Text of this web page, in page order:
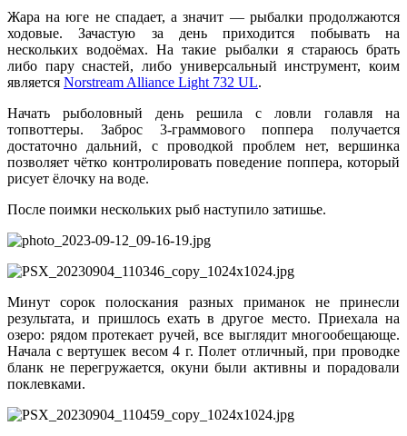
Жара на юге не спадает, а значит — рыбалки продолжаются
ходовые. Зачастую за день приходится побывать на
нескольких водоёмах. На такие рыбалки я стараюсь брать
либо пару снастей, либо универсальный инструмент, коим
является Norstream Alliance Light 732 UL.
Начать рыболовный день решила с ловли голавля на
топвоттеры. Заброс 3-граммового поппера получается
достаточно дальний, с проводкой проблем нет, вершинка
позволяет чётко контролировать поведение поппера, который
рисует ёлочку на воде.
После поимки нескольких рыб наступило затишье.
Минут сорок полоскания разных приманок не принесли
результата, и пришлось ехать в другое место. Приехала на
озеро: рядом протекает ручей, все выглядит многообещающе.
Начала с вертушек весом 4 г. Полет отличный, при проводке
бланк не перегружается, окуни были активны и порадовали
поклевками.